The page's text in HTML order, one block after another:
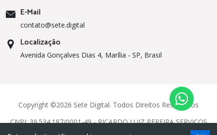
E-Mail
contato@sete.digital
Localização
Avenida Gonçalves Dias 4, Marília - SP, Brasil
Copyright ©2026 Sete Digital. Todos Direitos Reservados
CNPJ: 39.534.187/0001-49 - RICARDO LUIZ PEREIRA SERVIÇOS